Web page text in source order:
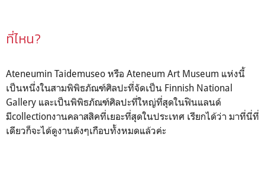
ที่ไหน?
Ateneumin Taidemuseo หรือ Ateneum Art Museum แห่งนี้
เป็นหนึ่งในสามพิพิธภัณฑ์ศิลปะที่จัดเป็น Finnish National
Gallery และเป็นพิพิธภัณฑ์ศิลปะที่ใหญ่ที่สุดในฟินแลนด์
มีcollectionงานคลาสสิคที่เยอะที่สุดในประเทศ เรียกได้ว่า มาที่นี่ที่
เดียวก็จะได้ดูงานดังๆเกือบทั้งหมดแล้วค่ะ